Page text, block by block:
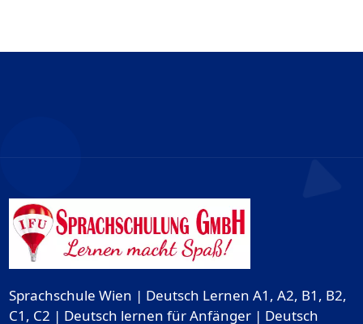
Sprachschule Wien | Deutsch Lernen A1, A2, B1, B2,
C1, C2 | Deutsch lernen für Anfänger | Deutsch